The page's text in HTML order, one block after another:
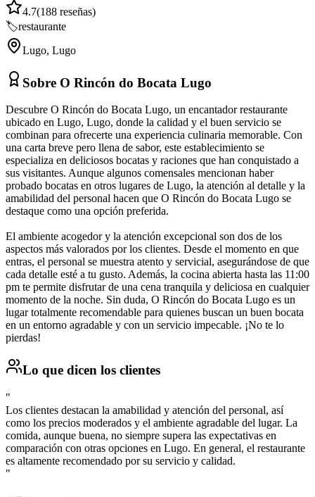
4.7(188 reseñas)
🏷️restaurante
Lugo, Lugo
Sobre O Rincón do Bocata Lugo
Descubre O Rincón do Bocata Lugo, un encantador restaurante
ubicado en Lugo, Lugo, donde la calidad y el buen servicio se
combinan para ofrecerte una experiencia culinaria memorable. Con
una carta breve pero llena de sabor, este establecimiento se
especializa en deliciosos bocatas y raciones que han conquistado a
sus visitantes. Aunque algunos comensales mencionan haber
probado bocatas en otros lugares de Lugo, la atención al detalle y la
amabilidad del personal hacen que O Rincón do Bocata Lugo se
destaque como una opción preferida.
El ambiente acogedor y la atención excepcional son dos de los
aspectos más valorados por los clientes. Desde el momento en que
entras, el personal se muestra atento y servicial, asegurándose de que
cada detalle esté a tu gusto. Además, la cocina abierta hasta las 11:00
pm te permite disfrutar de una cena tranquila y deliciosa en cualquier
momento de la noche. Sin duda, O Rincón do Bocata Lugo es un
lugar totalmente recomendable para quienes buscan un buen bocata
en un entorno agradable y con un servicio impecable. ¡No te lo
pierdas!
Lo que dicen los clientes
"
Los clientes destacan la amabilidad y atención del personal, así
como los precios moderados y el ambiente agradable del lugar. La
comida, aunque buena, no siempre supera las expectativas en
comparación con otras opciones en Lugo. En general, el restaurante
es altamente recomendado por su servicio y calidad.
"